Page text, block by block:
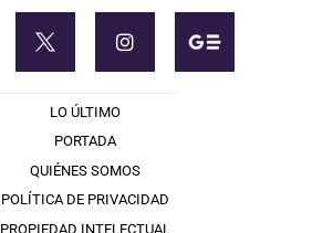
LO ÚLTIMO
PORTADA
QUIÉNES SOMOS
POLÍTICA DE PRIVACIDAD
PROPIEDAD INTELECTUAL